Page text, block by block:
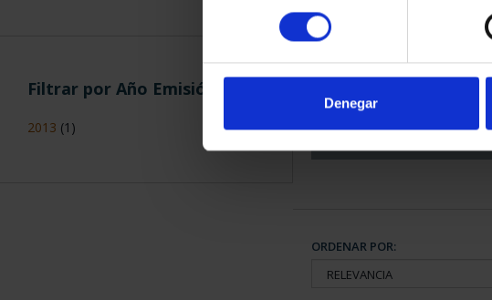
consentimiento
Denegar
Filtrar por Año Emisión
2013 (1)
COLECCION COMPLET...
3.796,00 €
ORDENAR POR: